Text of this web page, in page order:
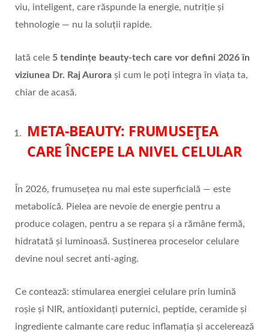
viu, inteligent, care răspunde la energie, nutriție și
tehnologie — nu la soluții rapide.
Iată cele 5 tendințe beauty-tech care vor defini 2026 în
viziunea Dr. Raj Aurora și cum le poți integra în viața ta,
chiar de acasă.
META-BEAUTY: FRUMUSEȚEA
CAREÎNCEPE LA NIVEL CELULAR
În 2026, frumusețea nu mai este superficială — este
metabolică. Pielea are nevoie de energie pentru a
produce colagen, pentru a se repara și a rămâne fermă,
hidratată și luminoasă. Susținerea proceselor celulare
devine noul secret anti-aging.
Ce contează: stimularea energiei celulare prin lumină
roșie și NIR, antioxidanți puternici, peptide, ceramide și
ingrediente calmante care reduc inflamația și accelerează